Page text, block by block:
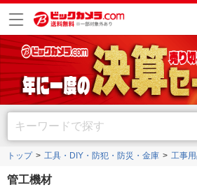
トップ 工具・DIY・防犯・防災・金庫 工事
管工機材